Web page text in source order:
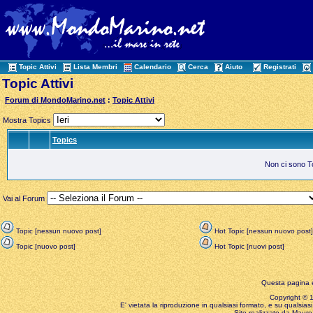
Topic Attivi Lista Membri Calendario Cerca Aiuto Registrati
Topic Attivi
Forum di MondoMarino.net :Topic Attivi
Mostra Topics
Topics
Non ci sono
Vai al Forum
Topic [nessun nuovo post]
Hot Topic [nessun nuovo post]
Topic [nuovo post]
Hot Topic [nuovi post]
Questa pagina
Copyright ©
E' vietata la riproduzione in qualsiasi formato, e su